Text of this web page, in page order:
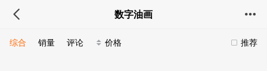
数字油画
推荐
综合 销量 评论 价格